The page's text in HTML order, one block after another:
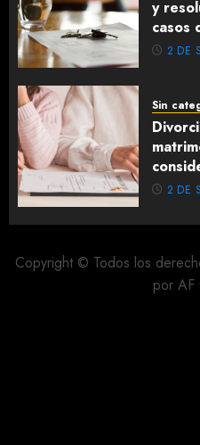
y
casos
2 DE
Sin
2 DE
Copyright © Todos los
por AF